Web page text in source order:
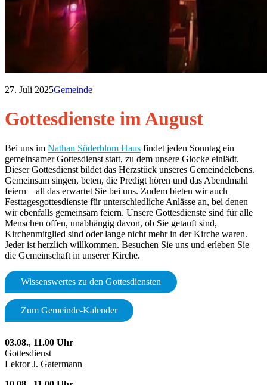
27. Juli 2025Gemeinde
Gottesdienste im August
Bei uns im Nathan Söderblom Haus findet jeden Sonntag ein
gemeinsamer Gottesdienst statt, zu dem unsere Glocke einlädt.
Dieser Gottesdienst bildet das Herzstück unseres Gemeindelebens.
Gemeinsam singen, beten, die Predigt hören und das Abendmahl
feiern – all das erwartet Sie bei uns. Zudem bieten wir auch
Festtagesgottesdienste für unterschiedliche Anlässe an, bei denen
wir ebenfalls gemeinsam feiern. Unsere Gottesdienste sind für alle
Menschen offen, unabhängig davon, ob Sie getauft sind,
Kirchenmitglied sind oder lange nicht mehr in der Kirche waren.
Jeder ist herzlich willkommen. Besuchen Sie uns und erleben Sie
die Gemeinschaft in unserer Kirche.
Wissenswertes zu den Gottesdiensten
Zum Gemeinde-Kalender
03.08., 11.00 Uhr
Gottesdienst
Lektor J. Gatermann